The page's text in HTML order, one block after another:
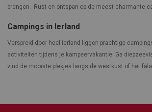
brengen. Rust en ontspan op de meest charmante
Campings in Ierland
Verspreid door heel Ierland liggen prachtige
activiteiten tijdens je kampeervakantie. Ga
vind de mooiste plekjes langs de westkust of het